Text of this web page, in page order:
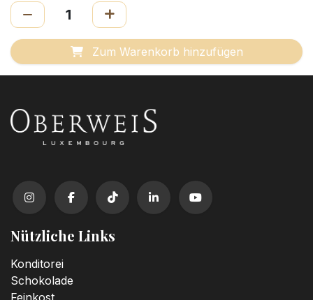
Zum Warenkorb hinzufügen
Nützliche Links
Konditorei
Schokolade